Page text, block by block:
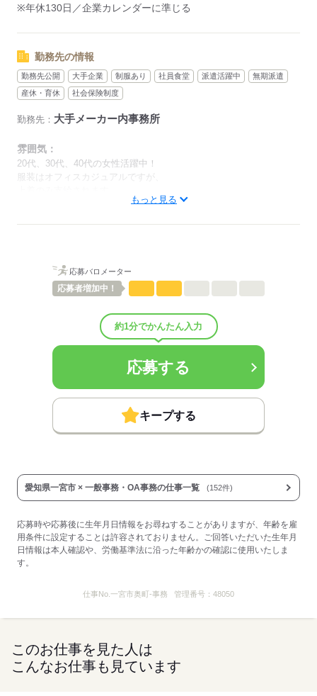
※年休130日／企業カレンダーに準じる
勤務先の情報
勤務先公開 大手企業 制服あり 社員食堂 派遣活躍中
無期派遣
産休・育休
社会保険制度
勤務先： 大手メーカー内事務所
雰囲気：
20代、30代、40代の女性活躍中！
服装はオフィスカジュアルですが、
生産関連の部署です。
応募する
もっと見る
応募バロメーター
応募者増加中！
約1分でかんたん入力
応募する
キープする
愛知県一宮市 × 一般事務・OA事務の仕事一覧 (152件)
応募時や応募後に生年月日情報をお尋ねすることがありますが、年齢を雇
用条件に設定することは許容されておりません。ご回答いただいた生年月
日情報は本人確認や、労働基準法に沿った年齢かの確認に使用いたしま
す。
仕事No. 一宮市奥町-事務 管理番号：48050
このお仕事を見た人は
こんなお仕事も見ています